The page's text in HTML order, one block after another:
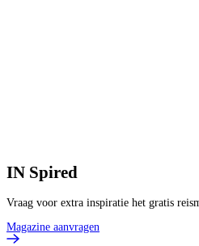
IN Spired
Vraag voor extra inspiratie het gratis
Magazine aanvragen